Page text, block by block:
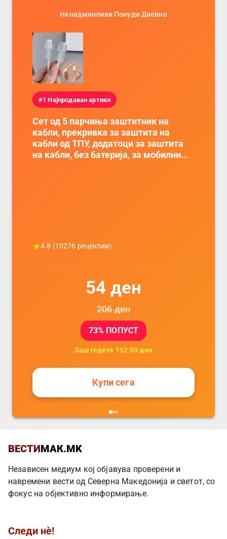
Ненадминливи Понуди Дневно
#1 Најпродаван артикл
Сет од 5 парчиња заштитник на
кабли, прекривка за заштита на
кабли од ТПУ, додатоци за заштита
на кабли, без батерија, за мобилни
4.8 (10276 рецензии)
54 ден
206ден
73% ПОПУСТ
Заштедете 152.00 ден
Купи сега
ВЕСТИМАК.MK
Независен медиум кој објавува проверени и
навремени вести од Северна Македонија и светот, со
фокус на објективно информирање.
Следи нè!